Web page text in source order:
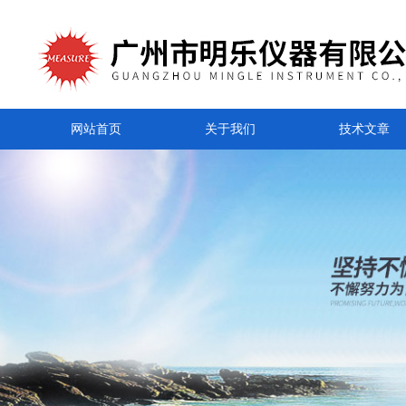
网站首页 关于我们 技术文章